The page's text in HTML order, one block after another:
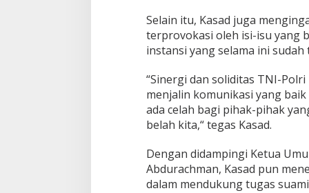
N
I
-
P
l
r
Selain itu, Kasad juga
terprovokasi oleh isi-isu yang
instansi yang selama ini sudah
“Sinergi dan soliditas TNI-
menjalin komunikasi yang
ada celah bagi pihak-pihak
belah kita,“ tegas Kasad.
Dengan didampingi Ketua
Abdurachman, Kasad pun
dalam mendukung tugas